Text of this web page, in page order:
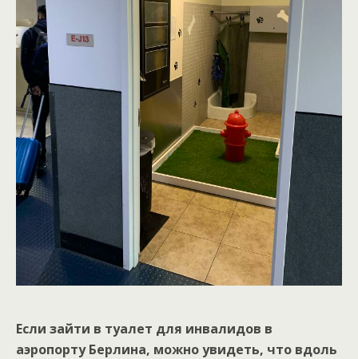
Если зайти в туалет для инвалидов в
аэропорту Берлина, можно увидеть, что вдоль